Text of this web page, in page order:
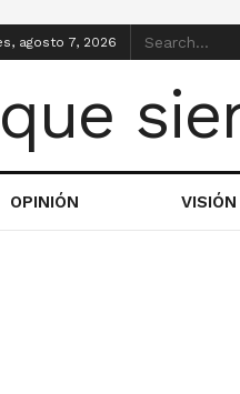
agosto 7, 2026
OPINIÓN